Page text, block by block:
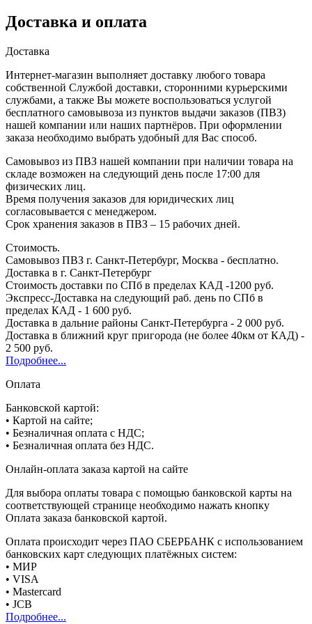
Доставка и оплата
Доставка
Интернет-магазин выполняет доставку любого товара
собственной Службой доставки, сторонними курьерскими
службами, а также Вы можете воспользоваться услугой
бесплатного самовывоза из пунктов выдачи заказов (ПВЗ)
нашей компании или наших партнёров. При оформлении
заказа необходимо выбрать удобный для Вас способ.
Самовывоз из ПВЗ нашей компании при наличии товара на
складе возможен на следующий день после 17:00 для
физических лиц.
Время получения заказов для юридических лиц
согласовывается с менеджером.
Срок хранения заказов в ПВЗ – 15 рабочих дней.
Стоимость.
Самовывоз ПВЗ г. Санкт-Петербург, Москва - бесплатно.
Доставка в г. Санкт-Петербург
Стоимость доставки по СПб в пределах КАД -1200 руб.
Экспресс-Доставка на следующий раб. день по СПб в
пределах КАД - 1 600 руб.
Доставка в дальние районы Санкт-Петербурга - 2 000 руб.
Доставка в ближний круг пригорода (не более 40км от КАД) -
2 500 руб.
Подробнее...
Оплата
Банковской картой:
• Картой на сайте;
• Безналичная оплата с НДС;
• Безналичная оплата без НДС.
Онлайн-оплата заказа картой на сайте
Для выбора оплаты товара с помощью банковской карты на
соответствующей странице необходимо нажать кнопку
Оплата заказа банковской картой.
Оплата происходит через ПАО СБЕРБАНК с использованием
банковских карт следующих платёжных систем:
• МИР
• VISA
• Mastercard
• JCB
Подробнее...